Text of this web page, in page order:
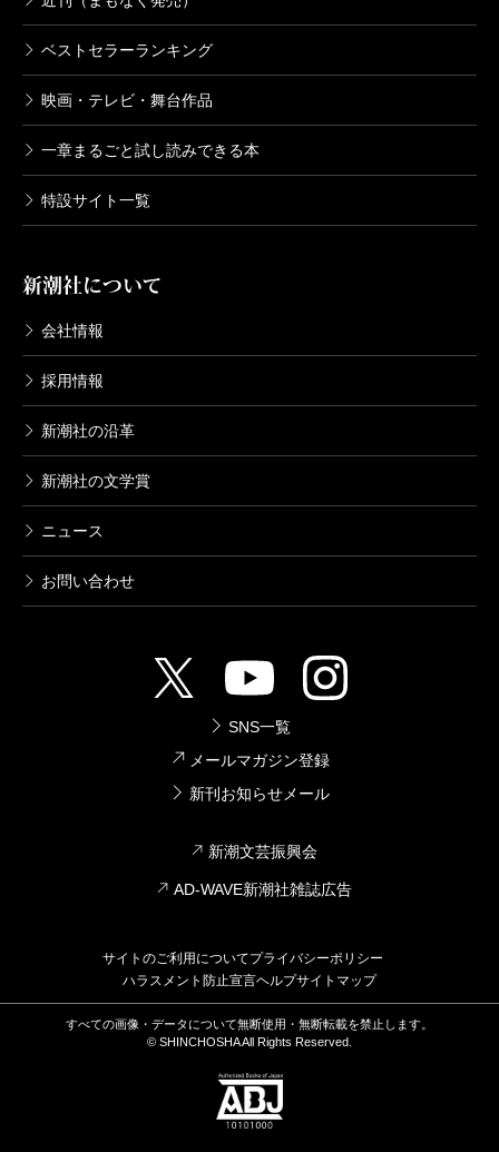
ベストセラーランキング
映画・テレビ・舞台作品
一章まるごと試し読みできる本
特設サイト一覧
新潮社について
会社情報
採用情報
新潮社の沿革
新潮社の文学賞
ニュース
お問い合わせ
SNS一覧
メールマガジン登録
新刊お知らせメール
新潮文芸振興会
AD-WAVE新潮社雑誌広告
サイトのご利用についてプライバシーポリシー
ハラスメント防止宣言ヘルプサイトマップ
すべての画像・データについて無断使用・無断転載を禁止します。
© SHINCHOSHA All Rights Reserved.